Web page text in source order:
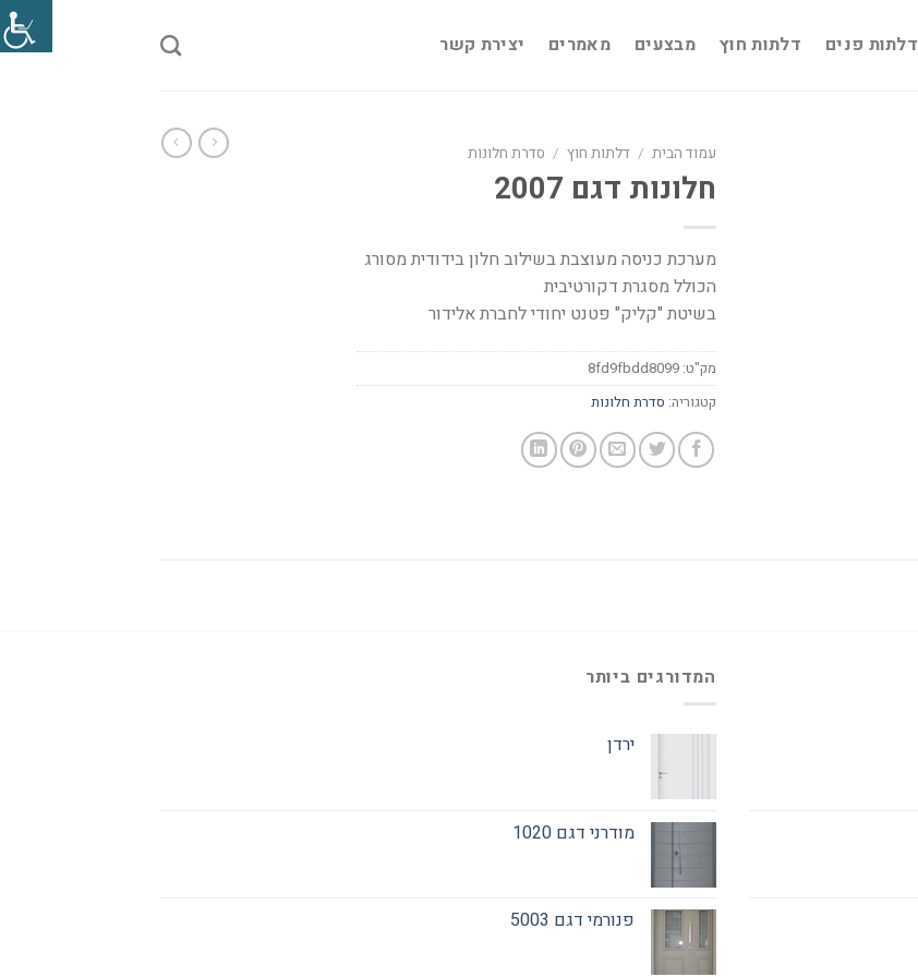
דלתות פנים דלתות חוץ מבצעים מאמרים יצירת קשר
עמוד הבית / דלתות חוץ / סדרת חלונות
חלונות דגם 2007
מערכת כניסה מעוצבת בשילוב חלון בידודית מסורג
הכולל מסגרת דקורטיבית
בשיטת "קליק" פטנט יחודי לחברת אלידור
מק"ט: 8fd9fbdd8099
קטגוריה: סדרת חלונות
המדורגים ביותר
ירדן
מודרני דגם 1020
פנורמי דגם 5003